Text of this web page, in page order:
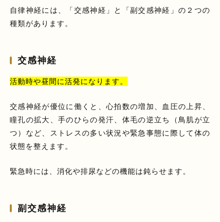
自律神経には、「交感神経」と「副交感神経」の２つの
種類があります。
交感神経
活動時や昼間に活発になります。
交感神経が優位に働くと、心拍数の増加、血圧の上昇、
瞳孔の拡大、手のひらの発汗、体毛の逆立ち（鳥肌が立
つ）など、ストレスの多い状況や緊急事態に際して体の
状態を整えます。
緊急時には、消化や排尿などの機能は鈍らせます。
副交感神経